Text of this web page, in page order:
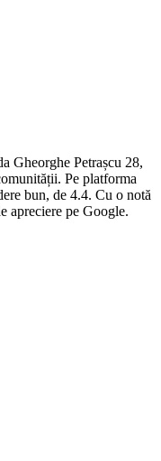
Gheorghe Petrașcu 28,
Pe platforma
bun, de 4.4. Cu o notă
apreciere pe Google.